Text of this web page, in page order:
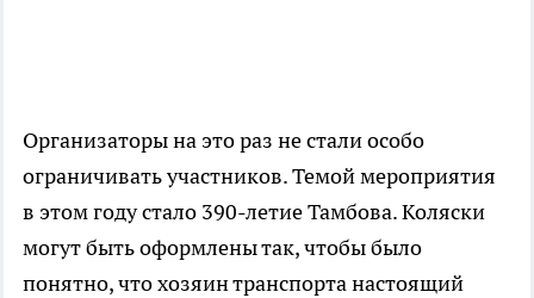
Организаторы на это раз не стали особо
ограничивать участников. Темой мероприятия
в этом году стало 390-летие Тамбова. Коляски
могут быть оформлены так, чтобы было
понятно, что хозяин транспорта настоящий